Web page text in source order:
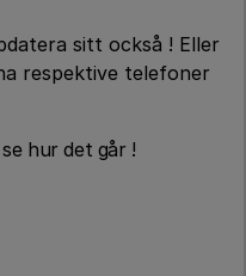
sitt också ! Eller
respektive telefoner
hur det går !